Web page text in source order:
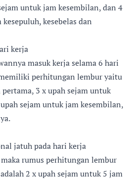
untuk jam kesembilan, dan 4
kesebelas dan
kerja
masuk kerja selama 6 hari
perhitungan lembur yaitu
3 x upah sejam untuk
sejam untuk jam kesembilan,
jatuh pada hari kerja
rumus perhitungan lembur
2 x upah sejam untuk 5 jam